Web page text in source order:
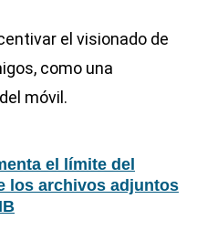
el visionado de
como una
móvil.
el límite del
los archivos adjuntos